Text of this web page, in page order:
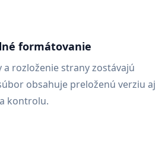
formátovanie
a rozloženie strany zostávajú
obsahuje preloženú verziu aj
kontrolu.